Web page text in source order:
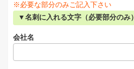
※必要な部分のみご記入下さい
▼名刺に入れる文字（必要部分のみ）
会社名